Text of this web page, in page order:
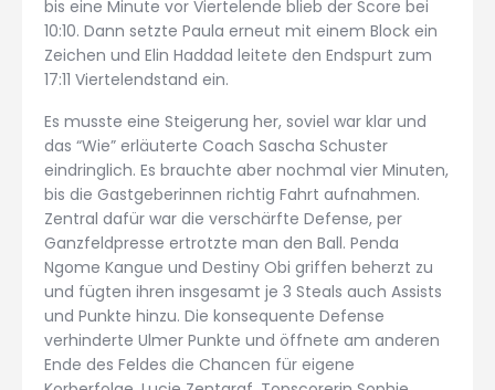
bis eine Minute vor Viertelende blieb der Score bei
10:10. Dann setzte Paula erneut mit einem Block ein
Zeichen und Elin Haddad leitete den Endspurt zum
17:11 Viertelendstand ein.
Es musste eine Steigerung her, soviel war klar und
das “Wie” erläuterte Coach Sascha Schuster
eindringlich. Es brauchte aber nochmal vier Minuten,
bis die Gastgeberinnen richtig Fahrt aufnahmen.
Zentral dafür war die verschärfte Defense, per
Ganzfeldpresse ertrotzte man den Ball. Penda
Ngome Kangue und Destiny Obi griffen beherzt zu
und fügten ihren insgesamt je 3 Steals auch Assists
und Punkte hinzu. Die konsequente Defense
verhinderte Ulmer Punkte und öffnete am anderen
Ende des Feldes die Chancen für eigene